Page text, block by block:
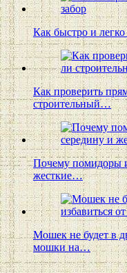
Как быстро и
Как проверить
строительный…
Почему помидоры
жесткие…
Мошек не будет в
мошки на…